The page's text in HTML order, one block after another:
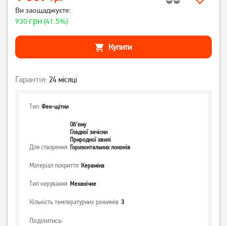
Ви заощаджуєте:
930 грн(41.5%)
Купити
Гарантія: 24 місяці
Тип Фен-щітки
Для створення
Об'єму
Гладкої зачіски
Природної хвилі
Горизонтальних локонів
Матеріал покриття Кераміка
Тип керування Механічне
Кількість температурних режимів 3
Поділитись: